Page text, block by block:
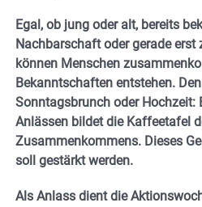
Egal, ob jung oder alt, bereits
Nachbarschaft oder gerade erst
können Menschen
Bekanntschaften entstehen.
Sonntagsbrunch oder Hochzeit:
Anlässen bildet die Kaffeetafel
Zusammenkommens. Dieses
soll gestärkt werden.
Als Anlass dient die